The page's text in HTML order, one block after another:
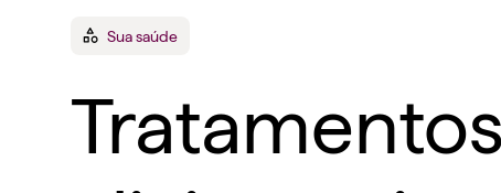
Sua saúde